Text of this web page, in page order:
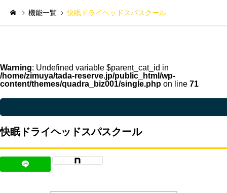
機能一覧 快眠ドライヘッドスパスクール
Warning: Undefined variable $parent_cat_id in
/home/zimuya/tada-reserve.jp/public_html/wp-
content/themes/quadra_biz001/single.php on line 71
Warning
快眠ドライヘッドスパスクール